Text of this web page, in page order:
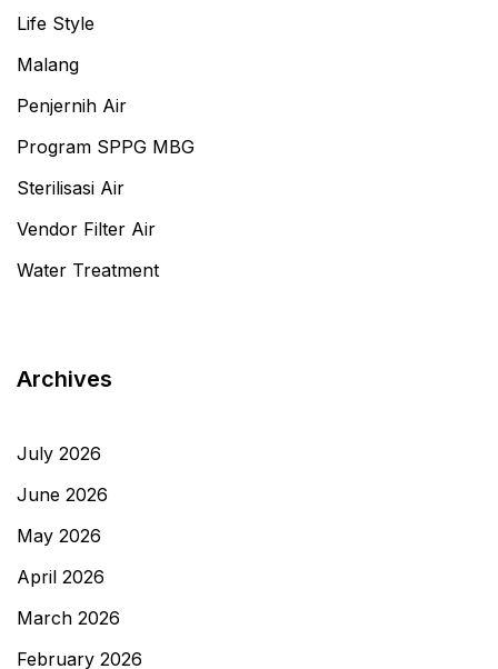
Life Style
Malang
Penjernih Air
Program SPPG MBG
Sterilisasi Air
Vendor Filter Air
Water Treatment
Archives
July 2026
June 2026
May 2026
April 2026
March 2026
February 2026